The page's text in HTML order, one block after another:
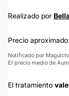
Realizado por
Precio aproximado:
Notificado por
El precio medio de
El tratamiento